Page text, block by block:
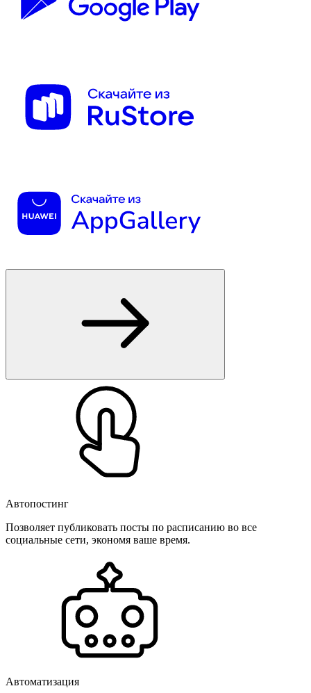
Автопостинг
Позволяет публиковать посты по расписанию во все
социальные сети, экономя ваше время.
Автоматизация